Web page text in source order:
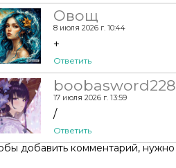
Овощ
8 июля 2026 г. 10:44
+
Ответить
boobasword228
17 июля 2026 г. 13:59
/
Ответить
добавить комментарий, нужно